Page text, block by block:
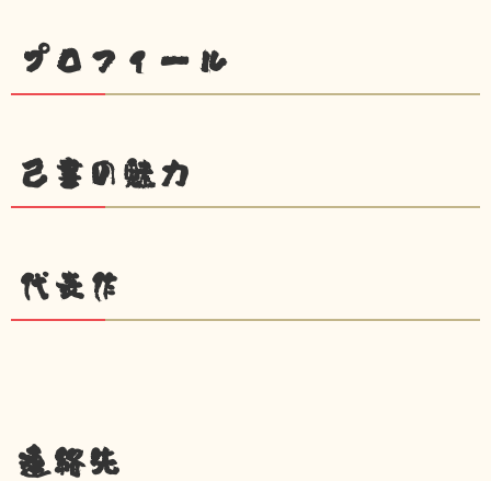
プロフィール
己書の魅力
代表作
連絡先